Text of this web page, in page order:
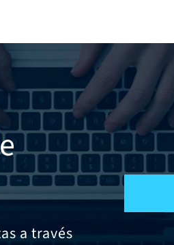
a través